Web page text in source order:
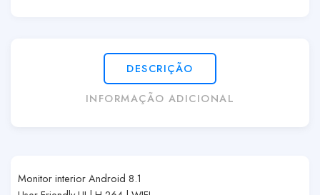
DESCRIÇÃO
INFORMAÇÃO ADICIONAL
Monitor interior Android 8.1